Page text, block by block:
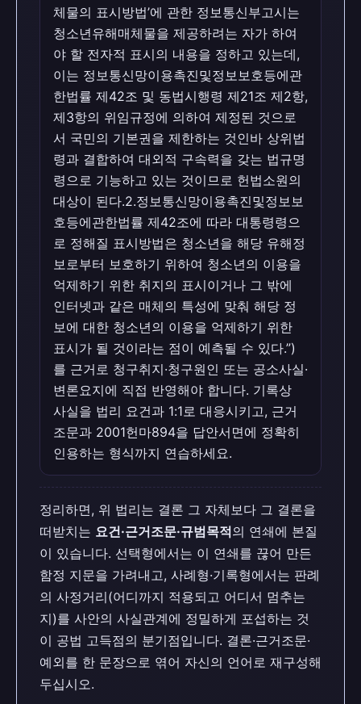
체물의 표시방법’에 관한 정보통신부고시는
청소년유해매체물을 제공하려는 자가 하여
야 할 전자적 표시의 내용을 정하고 있는데,
이는 정보통신망이용촉진및정보보호등에관
한법률 제42조 및 동법시행령 제21조 제2항,
제3항의 위임규정에 의하여 제정된 것으로
서 국민의 기본권을 제한하는 것인바 상위법
령과 결합하여 대외적 구속력을 갖는 법규명
령으로 기능하고 있는 것이므로 헌법소원의
대상이 된다.2.정보통신망이용촉진및정보보
호등에관한법률 제42조에 따라 대통령령으
로 정해질 표시방법은 청소년을 해당 유해정
보로부터 보호하기 위하여 청소년의 이용을
억제하기 위한 취지의 표시이거나 그 밖에
인터넷과 같은 매체의 특성에 맞춰 해당 정
보에 대한 청소년의 이용을 억제하기 위한
표시가 될 것이라는 점이 예측될 수 있다.”)
를 근거로 청구취지·청구원인 또는 공소사실·
변론요지에 직접 반영해야 합니다. 기록상
사실을 법리 요건과 1:1로 대응시키고, 근거
조문과 2001헌마894을 답안서면에 정확히
인용하는 형식까지 연습하세요.
정리하면, 위 법리는 결론 그 자체보다 그 결론을
떠받치는 요건·근거조문·규범목적의 연쇄에 본질
이 있습니다. 선택형에서는 이 연쇄를 끊어 만든
함정 지문을 가려내고, 사례형·기록형에서는 판례
의 사정거리(어디까지 적용되고 어디서 멈추는
지)를 사안의 사실관계에 정밀하게 포섭하는 것
이 공법 고득점의 분기점입니다. 결론·근거조문·
예외를 한 문장으로 엮어 자신의 언어로 재구성해
두십시오.